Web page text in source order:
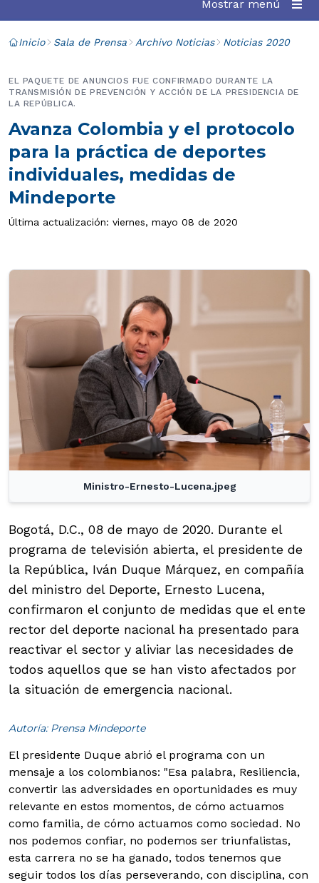
Mostrar menú
Inicio Sala de Prensa Archivo Noticias Noticias 2020
Avanza Colombia y el protocolo
para la práctica de deportes
individuales, medidas de
Mindeporte
EL PAQUETE DE ANUNCIOS FUE CONFIRMADO DURANTE LA
TRANSMISIÓN DE PREVENCIÓN Y ACCIÓN DE LA PRESIDENCIA DE
LA REPÚBLICA.
Última actualización: viernes, mayo 08 de 2020
Ministro-Ernesto-Lucena.jpeg
Bogotá, D.C., 08 de mayo de 2020. Durante el
programa de televisión abierta, el presidente de
la República, Iván Duque Márquez, en compañía
del ministro del Deporte, Ernesto Lucena,
confirmaron el conjunto de medidas que el ente
rector del deporte nacional ha presentado para
reactivar el sector y aliviar las necesidades de
todos aquellos que se han visto afectados por
la situación de emergencia nacional.
Autoría: Prensa Mindeporte
El presidente Duque abrió el programa con un
mensaje a los colombianos: "Esa palabra, Resiliencia,
convertir las adversidades en oportunidades es muy
relevante en estos momentos, de cómo actuamos
como familia, de cómo actuamos como sociedad. No
nos podemos confiar, no podemos ser triunfalistas,
esta carrera no se ha ganado, todos tenemos que
seguir todos los días perseverando, con disciplina, con